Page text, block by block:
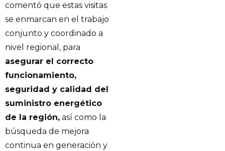
comentó que estas visitas
se enmarcan en el trabajo
conjunto y coordinado a
nivel regional, para
asegurar el correcto
funcionamiento,
seguridad y calidad del
suministro energético
de la región, así como la
búsqueda de mejora
continua en generación y